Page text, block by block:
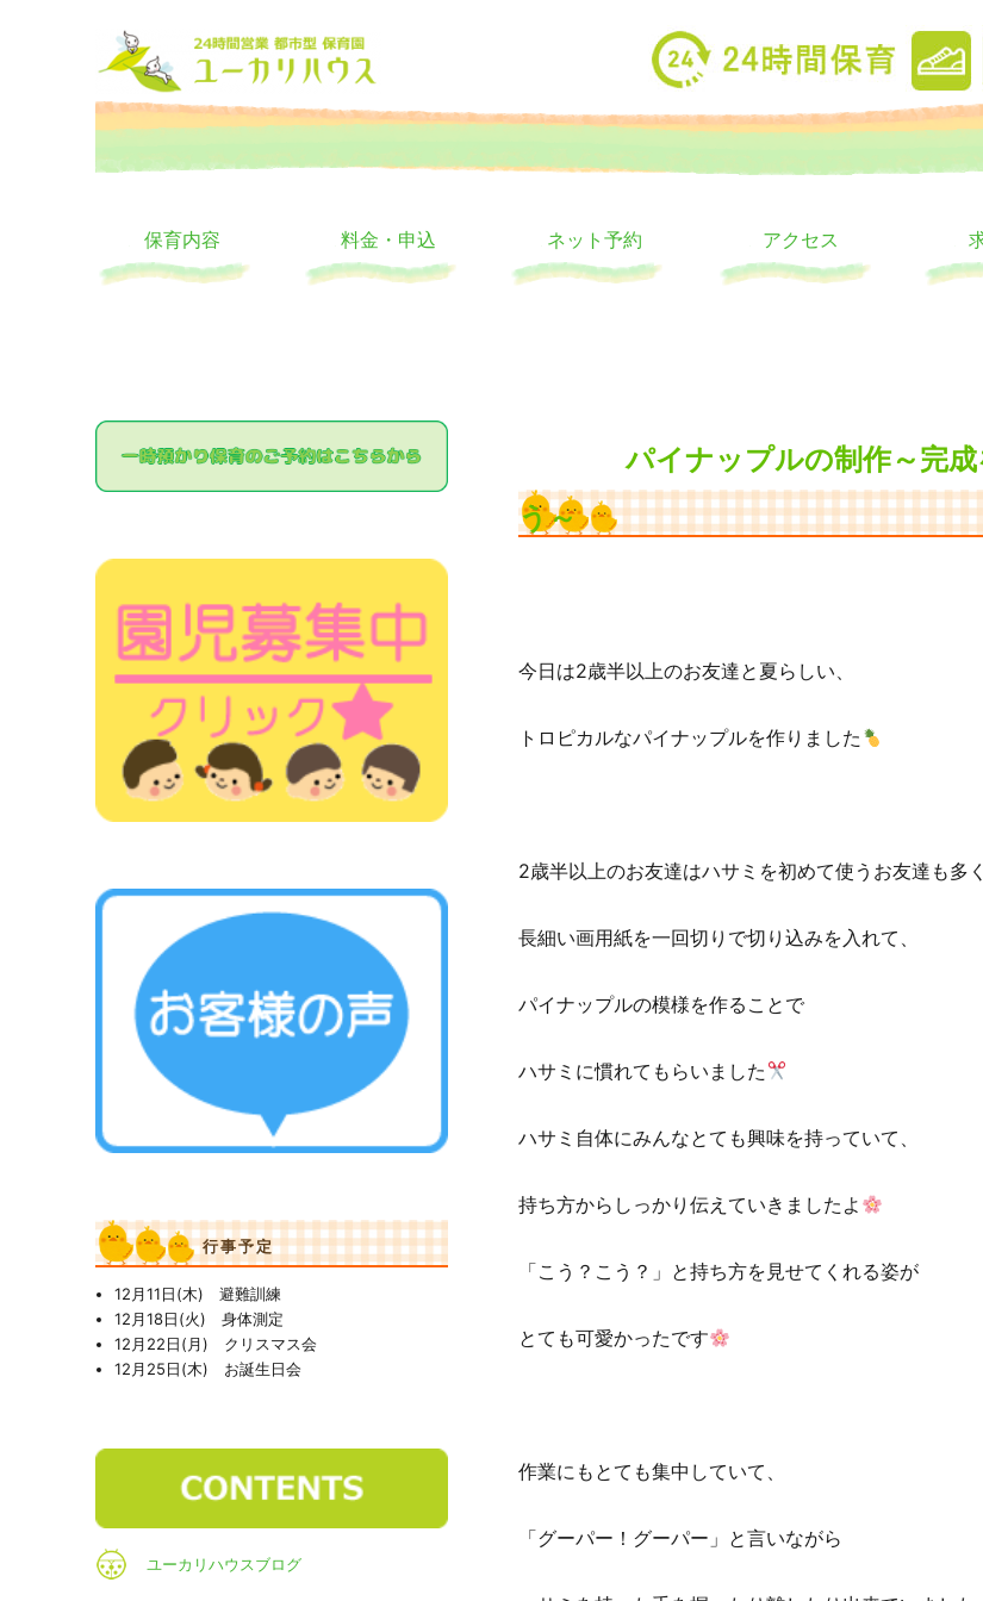
24時間託児所 ユーカリハウス
大阪の24時間託児所 ユーカリハウス 月極 一時保育 一時預かり
保育内容 料金・申込 ネット予約 アクセス
パイナップルの制作～完
う～
今日は2歳半以上のお友達と夏らしい、
トロピカルなパイナップルを作りました
2歳半以上のお友達はハサミを初めて使うお友達も多く
長細い画用紙を一回切りで切り込みを入れて、
パイナップルの模様を作ることで
ハサミに慣れてもらいました
ハサミ自体にみんなとても興味を持っていて、
持ち方からしっかり伝えていきましたよ
「こう？こう？」と持ち方を見せてくれる姿が
とても可愛かったです
作業にもとても集中していて、
「グーパー！グーパー」と言いながら
行事予定
12月11日(木) 避難訓練
12月18日(火) 身体測定
12月22日(月) クリスマス会
12月25日(木) お誕生日会
ユーカリハウスブログ